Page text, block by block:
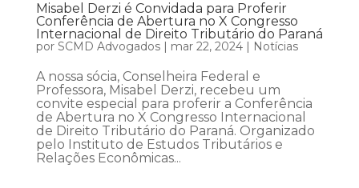
Misabel Derzi é Convidada para Proferir
Conferência de Abertura no X Congresso
Internacional de Direito Tributário do Paraná
por SCMD Advogados| mar 22, 2024| Notícias
A nossa sócia, Conselheira Federal e
Professora, Misabel Derzi, recebeu um
convite especial para proferir a Conferência
de Abertura no X Congresso Internacional
de Direito Tributário do Paraná. Organizado
pelo Instituto de Estudos Tributários e
Relações Econômicas...